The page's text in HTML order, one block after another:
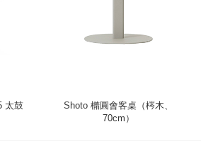
太鼓
Shoto 橢圓會客桌（梣木、
70cm）